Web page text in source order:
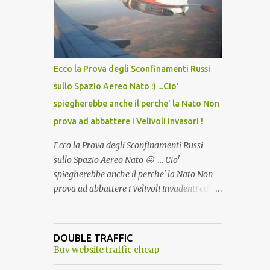
lo scopo della temperatura? Qualcuno a suo
tempo ribattezzo' il Vaccino come: l' Amaro
del Capo, era "spettacolare Ghiacciato, ma
andava bene anche, a Temperatura
Ambiente"! Riproponiamo l'articolo per NON
Ecco la Prova degli Sconfinamenti Russi
sullo Spazio Aereo Nato :) ...Cio'
spiegherebbe anche il perche' la Nato Non
prova ad abbattere i Velivoli invasori !
Ecco la Prova degli Sconfinamenti Russi
sullo Spazio Aereo Nato 😛 ... Cio'
spiegherebbe anche il perche' la Nato Non
prova ad abbattere i Velivoli invadenti ed
alcuna notizia di un'invasione dello spazio
aereo NATO da parte di un robot chiamato
DOUBLE TRAFFIC
Buy website traffic cheap